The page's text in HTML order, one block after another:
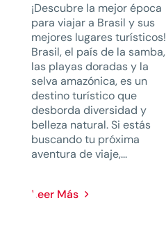
¡Descubre la mejor época
para viajar a Brasil y sus
mejores lugares turísticos!
Brasil, el país de la samba,
las playas doradas y la
selva amazónica, es un
destino turístico que
desborda diversidad y
belleza natural. Si estás
buscando tu próxima
aventura de viaje,...
Leer Más